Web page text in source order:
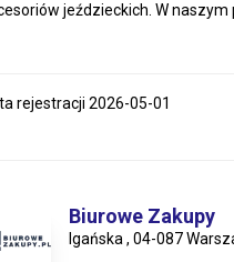
jeździeckich. W naszym
rejestracji 2026-05-01
Biurowe Zakupy
Igańska , 04-087